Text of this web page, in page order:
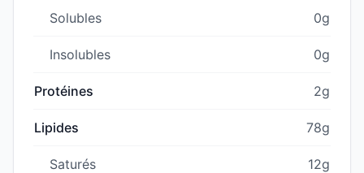
Solubles 0g
Insolubles 0g
Protéines 2g
Lipides 78g
Saturés 12g